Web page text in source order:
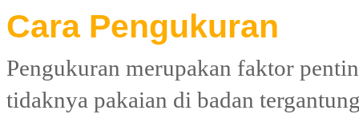
Cara Pengukuran
Pengukuran merupakan faktor
tidaknya pakaian di badan